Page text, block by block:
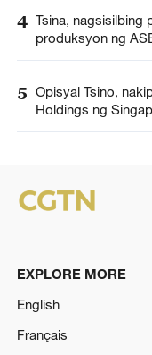
4 Tsina, nagsisilbing
produksyon ng
5 Opisyal Tsino,
Holdings ng
EXPLORE MORE
English
Français